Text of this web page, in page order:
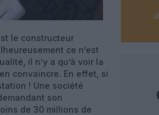
le constructeur
ce n’est
il n’y a qu’à voir la
convaincre. En effet, si
! Une société
son
de 30 millions de